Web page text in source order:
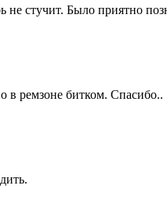
стучит. Было приятно
в ремзоне битком. Спасибо..